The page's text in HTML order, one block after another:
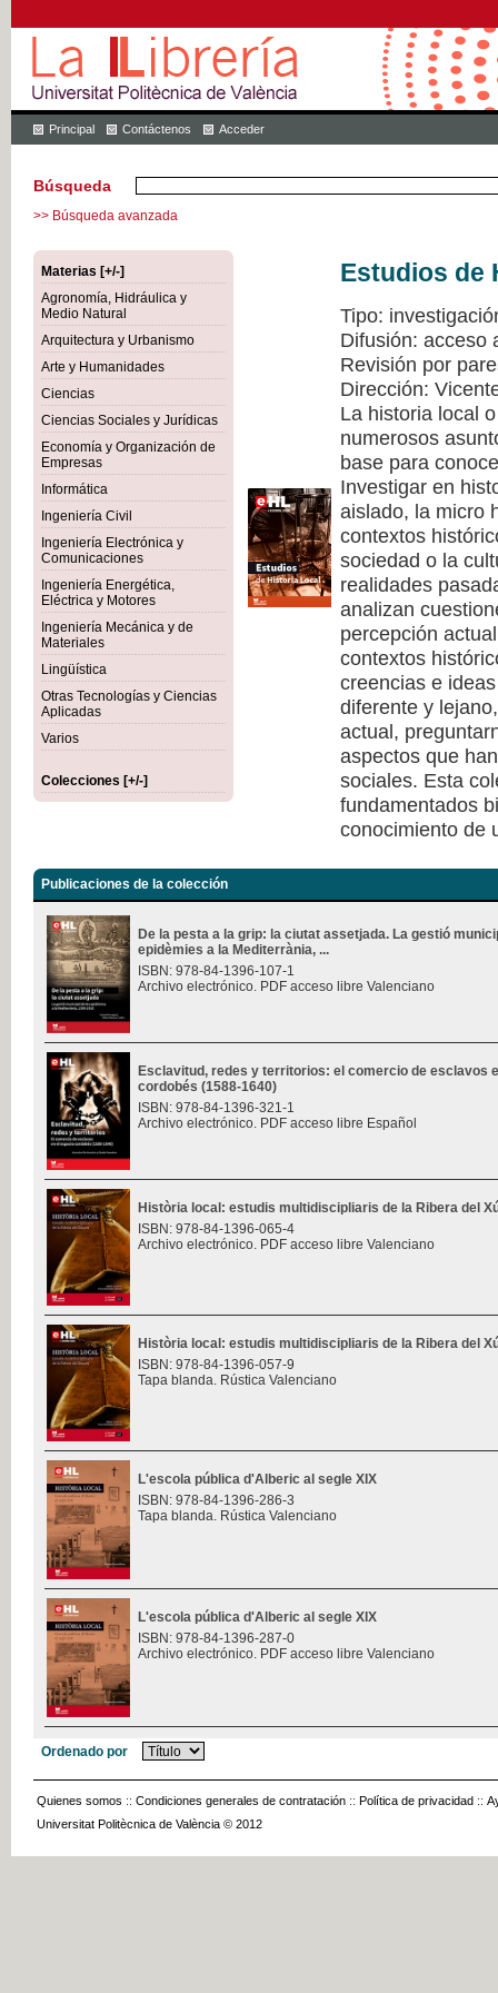
Principal Contáctenos Acceder
Búsqueda
>> Búsqueda avanzada
Materias [+/-]
Agronomía, Hidráulica y
Medio Natural
Arquitectura y Urbanismo
Arte y Humanidades
Ciencias
Ciencias Sociales y Jurídicas
Economía y Organización de
Empresas
Informática
Ingeniería Civil
Ingeniería Electrónica y
Comunicaciones
Ingeniería Energética,
Eléctrica y Motores
Ingeniería Mecánica y de
Materiales
Lingüística
Otras Tecnologías y Ciencias
Aplicadas
Varios
Colecciones [+/-]
Estudios de
Tipo:
Difusión: acceso
Revisión por
Dirección:
La historia local
numerosos
base para
Investigar en
aislado, la micro
contextos
sociedad o la
realidades
analizan
percepción
contextos
creencias e
diferente y
actual,
aspectos que
sociales. Esta
fundamentados
conocimiento de
Publicaciones de la colección
De la pesta a la grip: la ciutat assetjada. La gestió
epidèmies a la Mediterrània, ...
ISBN: 978-84-1396-107-1
Archivo electrónico. PDF acceso libre Valenciano
Esclavitud, redes y territorios: el comercio de esclavos
cordobés (1588-1640)
ISBN: 978-84-1396-321-1
Archivo electrónico. PDF acceso libre Español
Història local: estudis multidiscipliaris de la Ribera del
ISBN: 978-84-1396-065-4
Archivo electrónico. PDF acceso libre Valenciano
Història local: estudis multidiscipliaris de la Ribera del
ISBN: 978-84-1396-057-9
Tapa blanda. Rústica Valenciano
L'escola pública d'Alberic al segle XIX
ISBN: 978-84-1396-286-3
Tapa blanda. Rústica Valenciano
L'escola pública d'Alberic al segle XIX
ISBN: 978-84-1396-287-0
Archivo electrónico. PDF acceso libre Valenciano
Ordenado por
Quienes somos :: Condiciones generales de contratación :: Política de privacidad ::
Universitat Politècnica de València © 2012